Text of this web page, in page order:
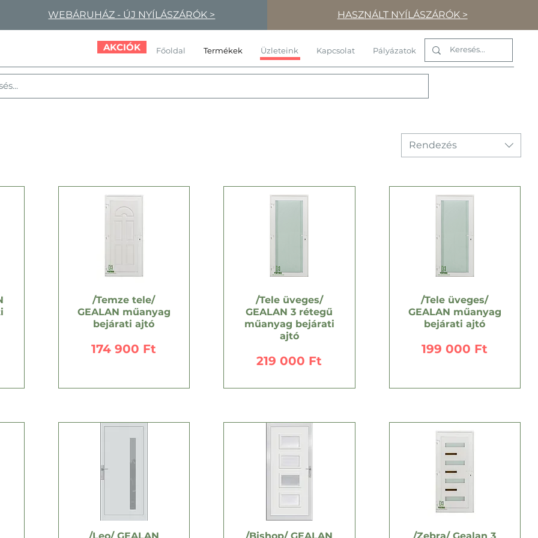
WEBÁRUHÁZ - ÚJ NYÍLÁSZÁRÓK > HASZNÁLT NYÍLÁSZÁRÓK >
AKCIÓK Főoldal Termékek Üzleteink Kapcsolat Pályázatok
Rendezés
/Temze tele/
GEALAN műanyag
bejárati ajtó
Ár
174 900 Ft
/Tele üveges/
GEALAN 3 rétegű
műanyag bejárati
ajtó
Ár
219 000 Ft
/Tele üveges/
GEALAN műanyag
bejárati ajtó
Ár
199 000 Ft